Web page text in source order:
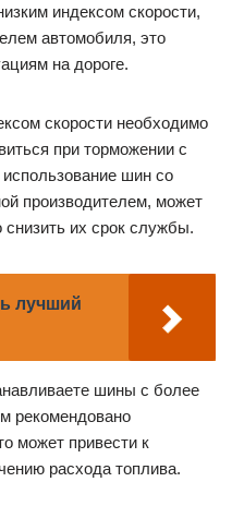
индексом скорости,
автомобиля, это
на дороге.
скорости необходимо
при торможении с
шин со
производителем, может
их срок службы.
лучший
шины с более
рекомендовано
может привести к
расхода топлива.